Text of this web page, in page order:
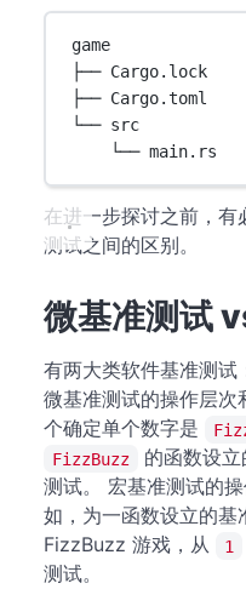
game
├── Cargo.lock
├── Cargo.toml
└── src
└── main.rs
在进一步探讨之前，
测试之间的区别。
微基准测试
有两大类软件基准测试
微基准测试的操作层次
个确定单个数字是
FizzBuzz
的函数设
测试。 宏基准测试的
如，为一函数设立的基
FizzBuzz 游戏，从
1
测试。